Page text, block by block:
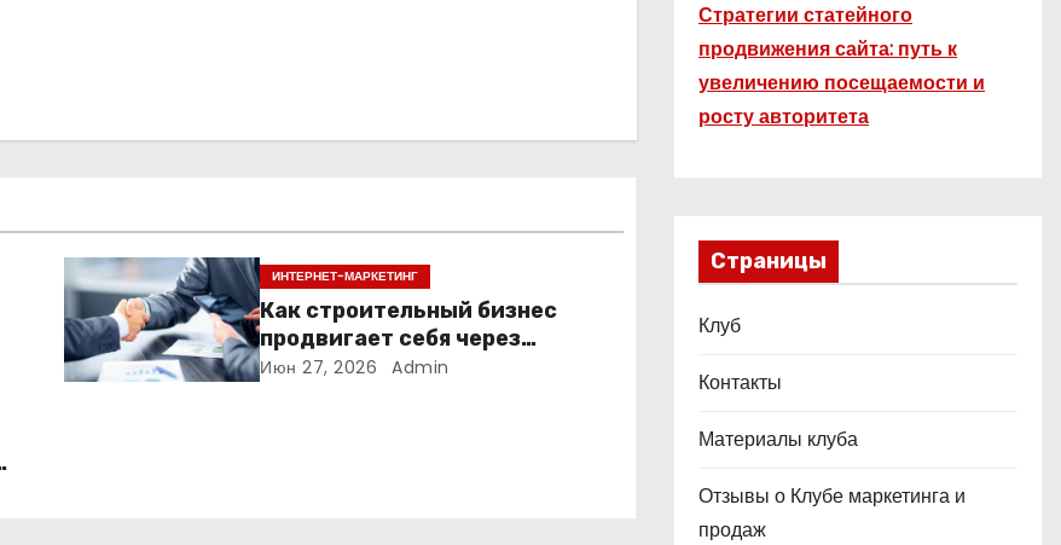
ИНТЕРНЕТ-МАРКЕТИНГ
Как строительный бизнес
продвигает себя через
контент: кейс кровельных
Июн 27, 2026 Admin
Стратегии статейного
продвижения сайта: путь к
увеличению посещаемости и
росту авторитета
Страницы
Клуб
Контакты
Материалы клуба
Отзывы о Клубе маркетинга и
продаж